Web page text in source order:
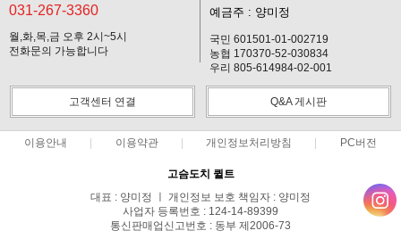
031-267-3360
월,화,목,금 오후 2시~5시
전화문의 가능합니다
예금주 : 양미정
국민 601501-01-002719
농협 170370-52-030834
우리 805-614984-02-001
고객센터 연결 Q&A 게시판
이용안내 이용약관 개인정보처리방침 PC버전
고슴도치 퀼트
대표 : 양미정 ㅣ 개인정보 보호 책임자 : 양미정
사업자 등록번호 : 124-14-89399
통신판매업신고번호 : 동부 제2006-73